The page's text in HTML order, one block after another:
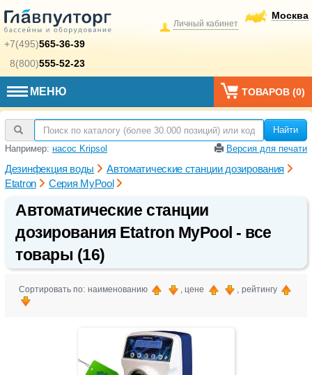
+7(495)565-36-39
8(800)555-52-23
Москва
Личный кабинет
МЕНЮ ТОВАРОВ (0)
Найти
Например: насос Kripsol Версия для печати
Дезинфекция воды
Автоматические станции дозирования
Etatron
Серия MyPool
Автоматические станции
дозирования Etatron MyPool - все
товары (16)
Сортировать по: наименованию , цене , рейтингу